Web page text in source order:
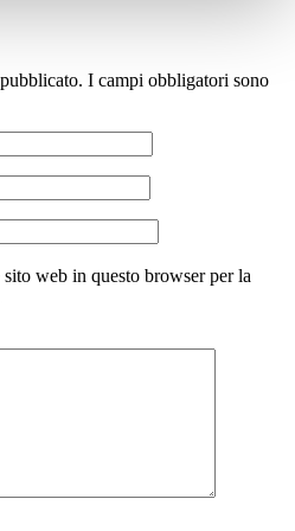
I campi obbligatori sono
web in questo browser per la